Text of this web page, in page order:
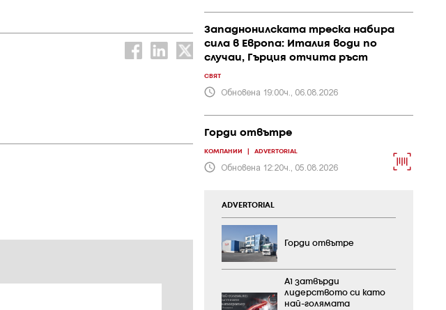
Западнонилската треска набира
сила в Европа: Италия води по
случаи, Гърция отчита ръст
СВЯТ
Обновена 19:00ч., 06.08.2026
Горди отвътре
КОМПАНИИ ADVERTORIAL
Обновена 12:20ч., 05.08.2026
ADVERTORIAL
Горди отвътре
А1 затвърди
лидерството си като
най-голямата